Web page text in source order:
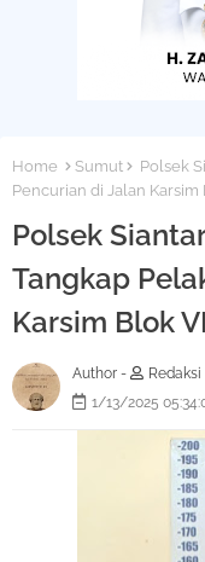
Home Sumut
Polsek
Pencurian di Jalan Karsim
Polsek
Tangkap
Karsim Blok
Author -
Redaksi
1/13/2025